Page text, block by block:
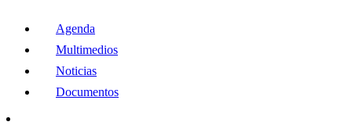
Agenda
Multimedios
Noticias
Documentos